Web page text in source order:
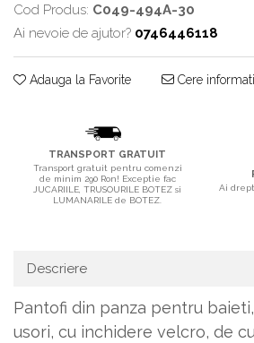
Cod Produs: C049-494A-30
Ai nevoie de ajutor? 0746446118
Adauga la Favorite Cere
TRANSPORT GRATUIT
Transport gratuit pentru comenzi
de minim 290 Ron! Exceptie fac
JUCARIILE, TRUSOURILE BOTEZ si
LUMANARILE de BOTEZ.
Ai
Descriere
Pantofi din panza pentru
usori, cu inchidere velcro, de